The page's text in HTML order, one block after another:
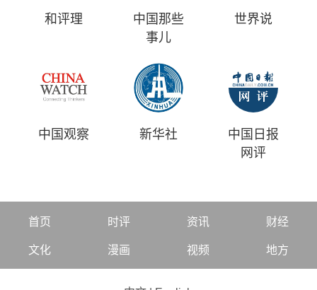
和评理
中国那些
事儿
世界说
中国观察 新华社
中国日报
网评
首页 时评 资讯 财经
文化 漫画 视频 地方